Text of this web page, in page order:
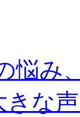
悩み
な